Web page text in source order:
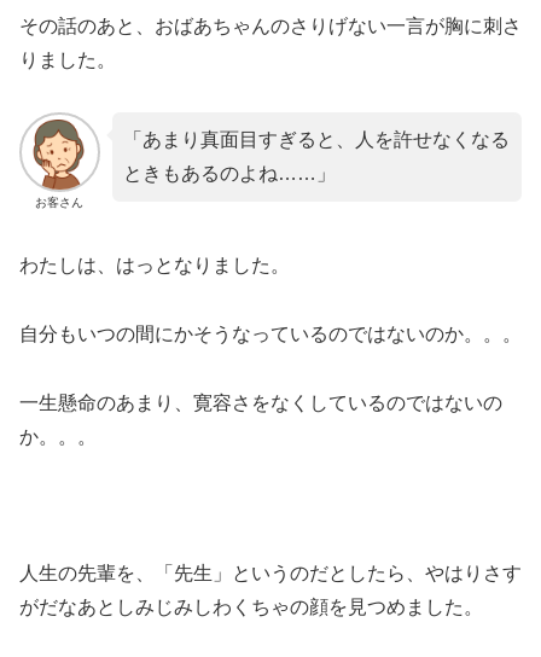
その話のあと、おばあちゃんのさりげない一言が胸に刺さ
りました。
お客さん
「あまり真面目すぎると、人を許せなくなる
ときもあるのよね……」
わたしは、はっとなりました。
自分もいつの間にかそうなっているのではないのか。。。
一生懸命のあまり、寛容さをなくしているのではないの
か。。。
人生の先輩を、「先生」というのだとしたら、やはりさす
がだなあとしみじみしわくちゃの顔を見つめました。